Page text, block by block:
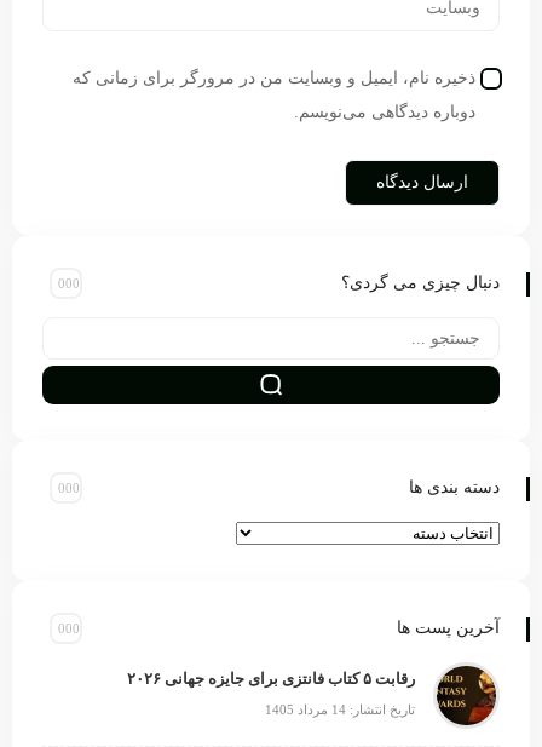
ذخیره نام، ایمیل و وبسایت من در مرورگر برای زمانی که
دوباره دیدگاهی می‌نویسم.
دنبال چیزی می گردی؟
دسته بندی ها
آخرین پست ها
رقابت ۵ کتاب فانتزی برای جایزه جهانی ۲۰۲۶
تاریخ انتشار: 14 مرداد 1405